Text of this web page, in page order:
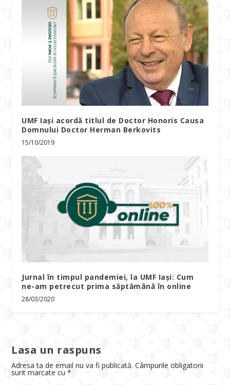
UMF Iași acordă titlul de Doctor Honoris Causa
Domnului Doctor Herman Berkovits
15/10/2019
Jurnal în timpul pandemiei, la UMF Iași: Cum
ne-am petrecut prima săptămână în online
28/03/2020
Lasa un raspuns
Adresa ta de email nu va fi publicată. Câmpurile obligatorii
sunt marcate cu*